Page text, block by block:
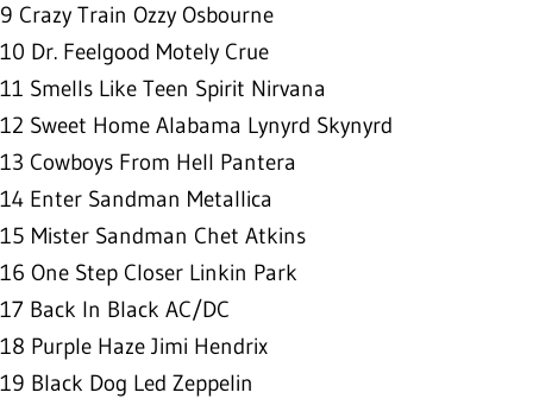
9 Crazy Train Ozzy Osbourne
10 Dr. Feelgood Motely Crue
11 Smells Like Teen Spirit Nirvana
12 Sweet Home Alabama Lynyrd Skynyrd
13 Cowboys From Hell Pantera
14 Enter Sandman Metallica
15 Mister Sandman Chet Atkins
16 One Step Closer Linkin Park
17 Back In Black AC/DC
18 Purple Haze Jimi Hendrix
19 Black Dog Led Zeppelin